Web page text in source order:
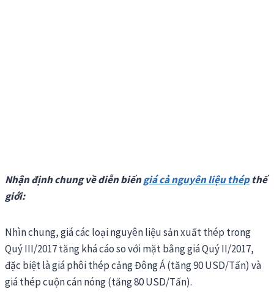
Nhận định chung về diễn biếngiá cả nguyên liệu thépthế
giới:
Nhìn chung, giá các loại nguyên liệu sản xuất thép trong
Quý III/2017 tăng khá cáo so với mặt bằng giá Quý II/2017,
đặc biệt là giá phôi thép cảng Đông Á (tăng 90 USD/Tấn) và
giá thép cuộn cán nóng (tăng 80 USD/Tấn).